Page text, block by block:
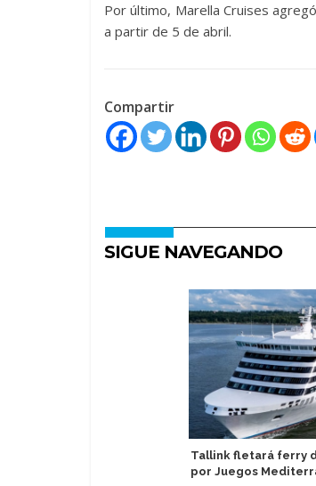
Por último, Marella Cruises
a partir de 5 de abril.
Compartir
SIGUE NAVEGANDO
Tallink fletará ferry
por Juegos